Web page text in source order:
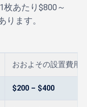
あたり$800～
ります。
おおよその設置費用
$200 – $400